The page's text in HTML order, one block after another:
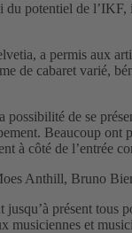
du potentiel de
a permis aux
de cabaret varié,
de se
Beaucoup
à côté de l’entrée
Anthill, Bruno
présent
musiciennes et